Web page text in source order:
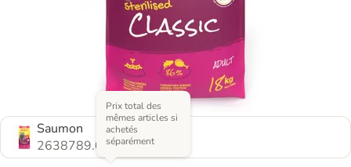
Saumon
2638789.0
Prix total des
mêmes articles si
achetés
séparément